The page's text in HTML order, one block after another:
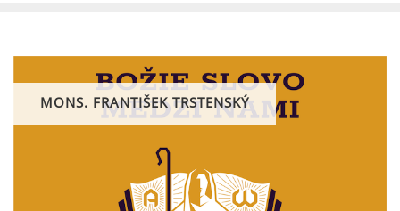
MONS. FRANTIŠEK TRSTENSKÝ